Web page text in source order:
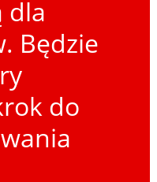
dla
Będzie
do